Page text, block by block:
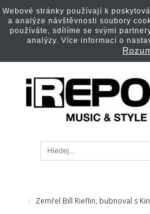
Zemřel Bill Rieflin, bubnoval s
Webové stránky používají k
a analýze návštěvnosti soubory
používáte, sdílíme se svými
analýzy. Více informací o